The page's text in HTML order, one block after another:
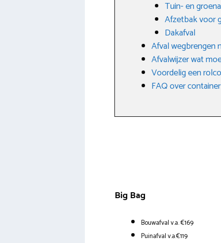
Tuin- en
Afzetbak voor
Dakafval
Afval wegbrengen
Afvalwijzer wat
Voordelig een
FAQ over
Big Bag
Bouwafval v.a. €169
Puinafval v.a.€119